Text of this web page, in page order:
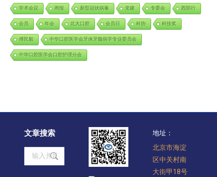
学术会议 周报 新型冠状病毒 党建 专委会 西部行
会员 年会 北大口腔 会员日 科协 科技奖
傅民魁 中华口腔医学会牙体牙髓病学专业委员会
中华口腔医学会口腔护理分会
文章搜索
Search:
地址：
北京市海淀
区中关村南
大街甲18号